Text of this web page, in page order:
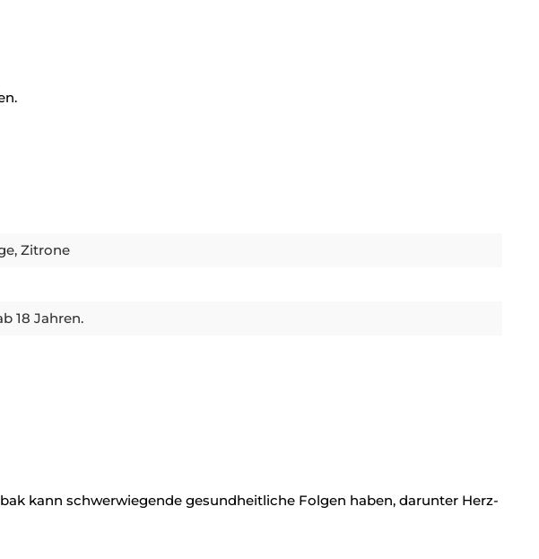
Zitrone
18 Jahren.
kann schwerwiegende gesundheitliche Folgen haben, darunter Herz-